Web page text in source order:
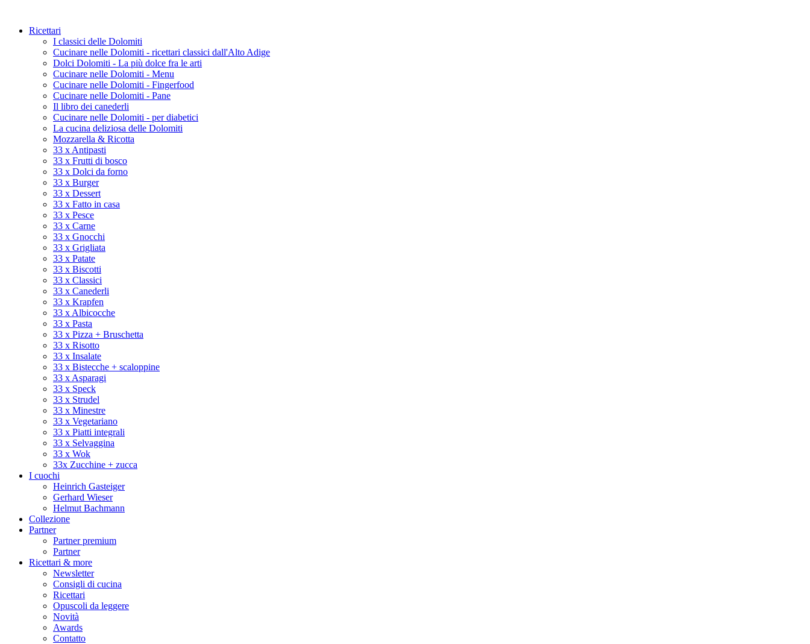
Ricettari
I classici delle Dolomiti
Cucinare nelle Dolomiti - ricettari classici dall'Alto Adige
Dolci Dolomiti - La più dolce fra le arti
Cucinare nelle Dolomiti - Menu
Cucinare nelle Dolomiti - Fingerfood
Cucinare nelle Dolomiti - Pane
Il libro dei canederli
Cucinare nelle Dolomiti - per diabetici
La cucina deliziosa delle Dolomiti
Mozzarella & Ricotta
33 x Antipasti
33 x Frutti di bosco
33 x Dolci da forno
33 x Burger
33 x Dessert
33 x Fatto in casa
33 x Pesce
33 x Carne
33 x Gnocchi
33 x Grigliata
33 x Patate
33 x Biscotti
33 x Classici
33 x Canederli
33 x Krapfen
33 x Albicocche
33 x Pasta
33 x Pizza + Bruschetta
33 x Risotto
33 x Insalate
33 x Bistecche + scaloppine
33 x Asparagi
33 x Speck
33 x Strudel
33 x Minestre
33 x Vegetariano
33 x Piatti integrali
33 x Selvaggina
33 x Wok
33x Zucchine + zucca
I cuochi
Heinrich Gasteiger
Gerhard Wieser
Helmut Bachmann
Collezione
Partner
Partner premium
Partner
Ricettari & more
Newsletter
Consigli di cucina
Ricettari
Opuscoli da leggere
Novità
Awards
Contatto